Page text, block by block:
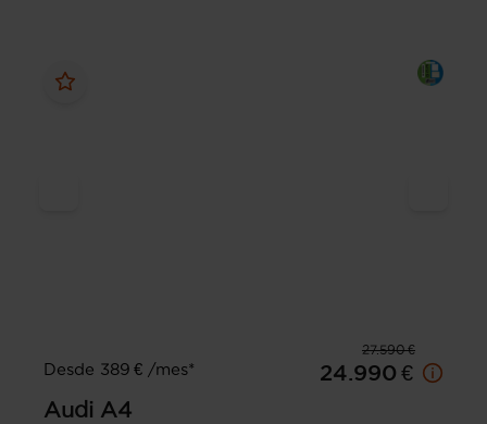
27.590 €
Desde 389 € /mes*
24.990 €
Audi A4